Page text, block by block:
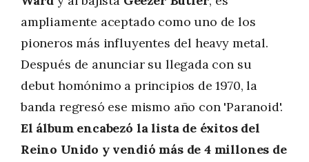
ampliamente aceptado como uno de los
pioneros más influyentes del heavy metal.
Después de anunciar su llegada con su
debut homónimo a principios de 1970, la
banda regresó ese mismo año con 'Paranoid'.
El álbum encabezó la lista de éxitos del
Reino Unido y vendió más de 4 millones de